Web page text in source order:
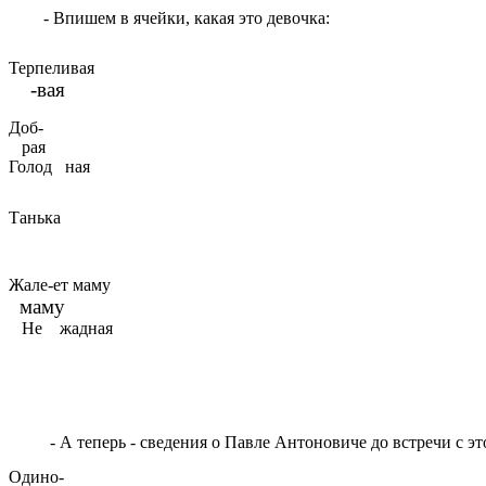
- Впишем в ячейки, какая это девочка:
Терпеливая
-вая
Доб-
рая
Голод ная
Танька
Жале-ет маму
маму
Не жадная
- А теперь - сведения о Павле Антоновиче до встречи с
Одино-